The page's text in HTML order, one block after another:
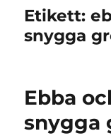
Etikett:
snygga
Ebba
snygga